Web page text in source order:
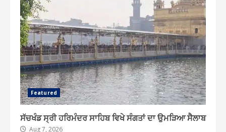
Featured
ਸੱਚਖੰਡ ਸ੍ਰੀ ਹਰਿਮੰਦਰ ਸਾਹਿਬ ਵਿਖੇ ਸੰਗਤਾਂ ਦਾ ਉਮੜਿਆ ਸੈਲਾਬ
Aug 7, 2026